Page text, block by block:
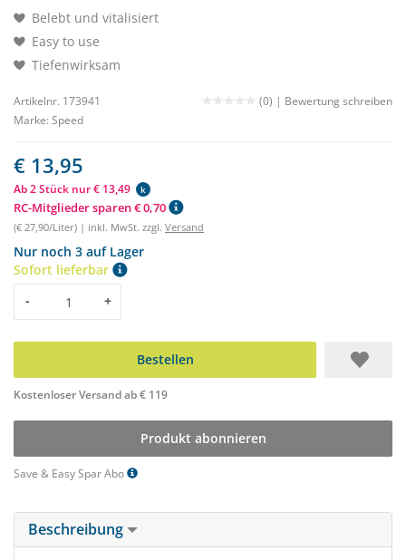
Belebt und vitalisiert
Easy to use
Tiefenwirksam
Artikelnr. 173941 (0) | Bewertung schreiben
Marke: Speed
€ 13,95
Ab 2 Stück nur € 13,49 k
RC-Mitglieder sparen € 0,70
(€ 27,90/Liter) | inkl. MwSt. zzgl. Versand
Nur noch 3 auf Lager
Sofort lieferbar
Menge
- +
Bestellen
Kostenloser Versand ab € 119
Produkt abonnieren
Save & Easy Spar Abo
Beschreibung